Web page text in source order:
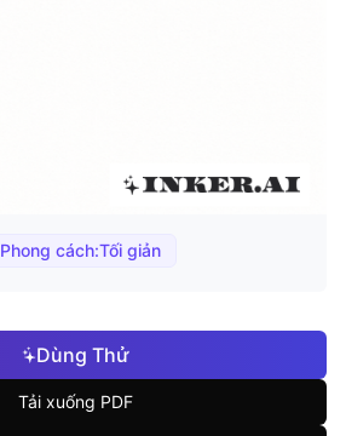
Phong cách:Tối giản
Dùng Thử
Tải xuống PDF